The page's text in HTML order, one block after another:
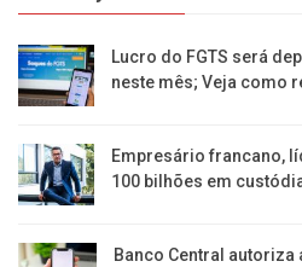
Lucro do FGTS será
neste mês; Veja como
Empresário francano,
100 bilhões em
Banco Central autoriza